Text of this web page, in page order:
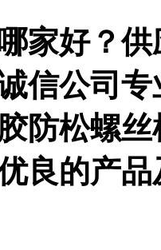
家好？
信公司
防松螺
良的产